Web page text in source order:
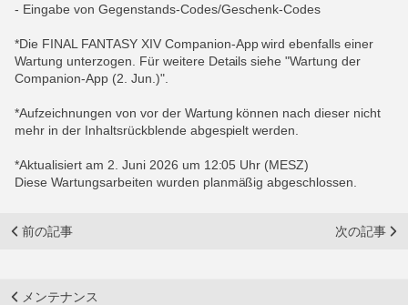
- Eingabe von Gegenstands-Codes/Geschenk-Codes
*Die FINAL FANTASY XIV Companion-App wird ebenfalls einer
Wartung unterzogen. Für weitere Details siehe "Wartung der
Companion-App (2. Jun.)".
*Aufzeichnungen von vor der Wartung können nach dieser nicht
mehr in der Inhaltsrückblende abgespielt werden.
*Aktualisiert am 2. Juni 2026 um 12:05 Uhr (MESZ)
Diese Wartungsarbeiten wurden planmäßig abgeschlossen.
前の記事 次の記事
メンテナンス